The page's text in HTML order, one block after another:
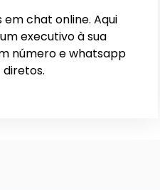
em chat online. Aqui
executivo à sua
número e whatsapp
diretos.